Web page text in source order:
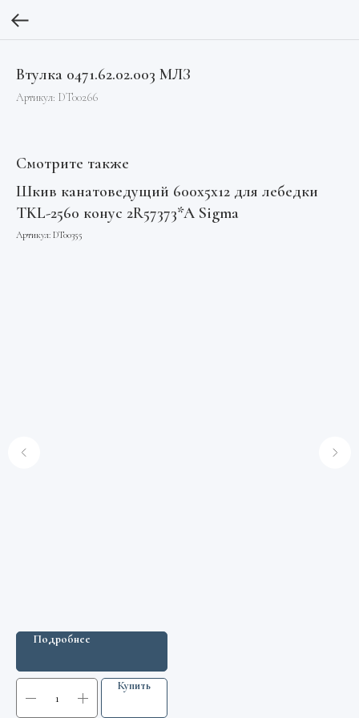
Втулка 0471.62.02.003 МЛЗ
Артикул: DT00266
Смотрите также
Шкив канатоведущий 600х5х12 для лебедки
TKL-2560 конус 2R57373*A Sigma
Артикул: DT00355
Подробнее
Купить